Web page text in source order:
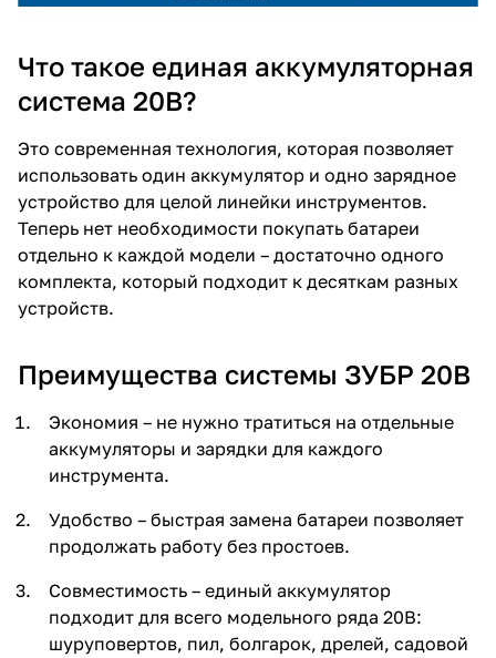
Что такое единая аккумуляторная
система 20В?
Это современная технология, которая позволяет
использовать один аккумулятор и одно зарядное
устройство для целой линейки инструментов.
Теперь нет необходимости покупать батареи
отдельно к каждой модели – достаточно одного
комплекта, который подходит к десяткам разных
устройств.
Преимущества системы ЗУБР 20В
Экономия – не нужно тратиться на отдельные
аккумуляторы и зарядки для каждого
инструмента.
Удобство – быстрая замена батареи позволяет
продолжать работу без простоев.
Совместимость – единый аккумулятор
подходит для всего модельного ряда 20В:
шуруповертов, пил, болгарок, дрелей, садовой